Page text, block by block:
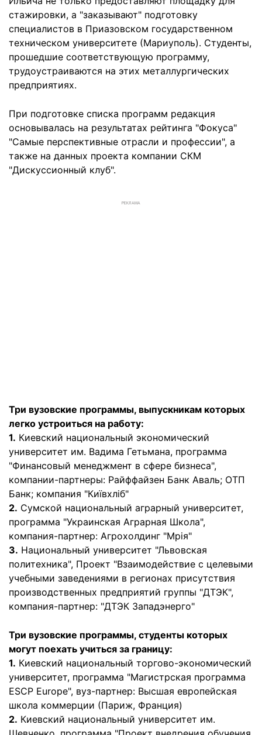
стажировки, а "заказывают" подготовку
специалистов в Приазовском государственном
техническом университете (Мариуполь). Студенты,
прошедшие соответствующую программу,
трудоустраиваются на этих металлургических
предприятиях.
При подготовке списка программ редакция
основывалась на результатах рейтинга "Фокуса"
"Самые перспективные отрасли и профессии", а
также на данных проекта компании СКМ
"Дискуссионный клуб".
РЕКЛАМА
Три вузовские программы, выпускникам которых
легко устроиться на работу:
1. Киевский национальный экономический
университет им. Вадима Гетьмана, программа
"Финансовый менеджмент в сфере бизнеса",
компании-партнеры: Райффайзен Банк Аваль; ОТП
Банк; компания "Київхліб"
2. Сумской национальный аграрный университет,
программа "Украинская Аграрная Школа",
компания-партнер: Агрохолдинг "Мрія"
3. Национальный университет "Львовская
политехника", Проект "Взаимодействие с целевыми
учебными заведениями в регионах присутствия
производственных предприятий группы "ДТЭК",
компания-партнер: "ДТЭК Западэнерго"
Три вузовские программы, студенты которых
могут поехать учиться за границу:
1. Киевский национальный торгово-экономический
университет, программа "Магистрская программа
ESCP Europe", вуз-партнер: Высшая европейская
школа коммерции (Париж, Франция)
2. Киевский национальный университет им.